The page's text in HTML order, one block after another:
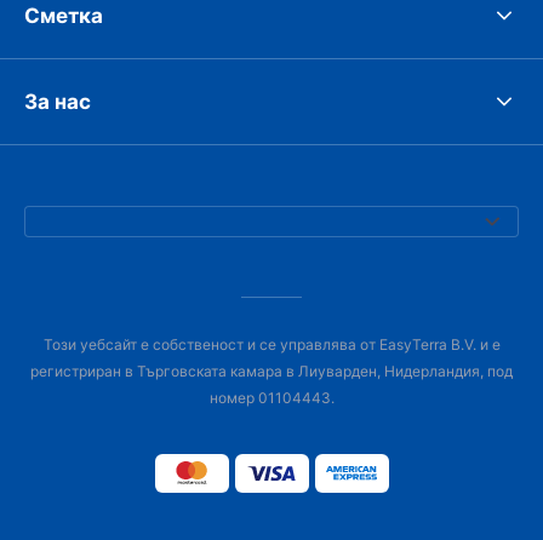
Сметка
За нас
Този уебсайт е собственост и се управлява от EasyTerra B.V. и е
регистриран в Търговската камара в Лиуварден, Нидерландия, под
номер 01104443.